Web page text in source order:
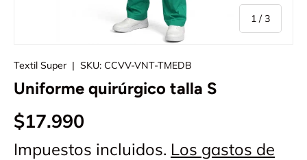
1 /de
3
Textil Super | SKU: CCVV-VNT-TMEDB
Uniforme quirúrgico talla S
$17.990
Impuestos incluidos. Los gastos de